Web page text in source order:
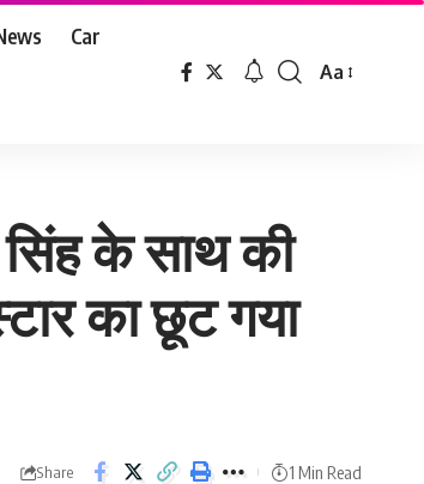
Car
Font
Aa
सिंह के साथ की
का छूट गया
Share 1 Min Read